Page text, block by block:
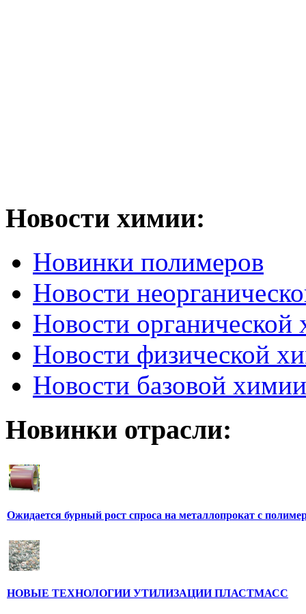
Новости химии:
Новинки полимеров
Новости
Новости органической
Новости физической
Новости базовой химии
Новинки отрасли:
Ожидается бурный рост спроса на металлопрокат с
НОВЫЕ ТЕХНОЛОГИИ УТИЛИЗАЦИИ ПЛАСТМАСС